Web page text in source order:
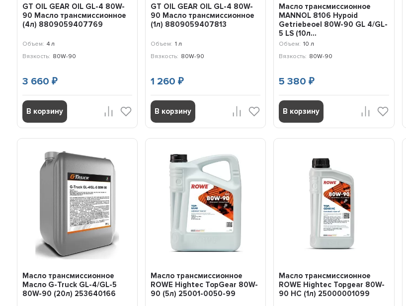
GT OIL GEAR OIL GL-4 80W-
90 Масло трансмиссионное
(4л) 8809059407769
Объем: 4 л
Вязкость: 80W-90
3 660₽
В корзину
GT OIL GEAR OIL GL-4 80W-
90 Масло трансмиссионное
(1л) 8809059407813
Объем: 1 л
Вязкость: 80W-90
1 260₽
В корзину
Масло трансмиссионное
MANNOL 8106 Hypoid
Getriebeoel 80W-90 GL 4/GL-
5 LS (10л...
Объем: 10 л
Вязкость: 80W-90
5 380₽
В корзину
Масло трансмиссионное
Масло G-Truck GL-4/GL-5
80W-90 (20л) 253640166
Масло трансмиссионное
ROWE Hightec TopGear 80W-
90 (5л) 25001-0050-99
Масло трансмиссионное
ROWE Hightec Topgear 80W-
90 НC (1л) 25000001099